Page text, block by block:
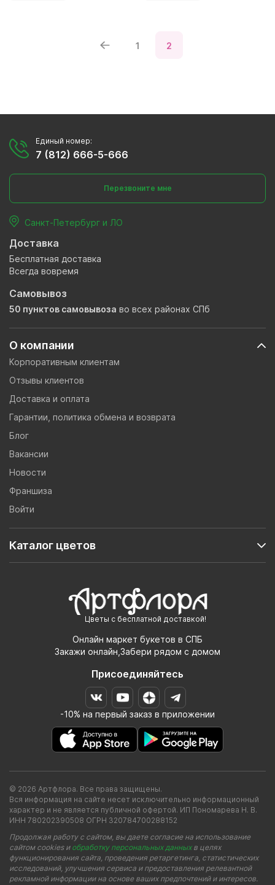
1 2
Цветы с бесплатной доставкой!
Онлайн маркет букетов в СПБ
Закажи онлайн,Забери рядом с домом
Присоединяйтесь
-10% на первый заказ в приложении
О компании
Корпоративным клиентам
Отзывы клиентов
Доставка и оплата
Гарантии, политика обмена и возврата
Блог
Вакансии
Новости
Франшиза
Войти
Каталог цветов
Единый номер:
7 (812) 666-5-666
Перезвоните мне
Санкт-Петербург и ЛО
Доставка
Бесплатная доставка
Всегда вовремя
Самовывоз
50 пунктов самовывоза во всех районах СПб
© 2026 Артфлора. Все права защищены.
Вся информация на сайте несет исключительно информационный
характер и не является публичной офертой. ИП Пономарева Н. В.
ИНН 780202390508 ОГРН 320784700288152
Продолжая работу с сайтом, вы даете согласие на использование
сайтом cookies и обработку персональных данныхв целях
функционирования сайта, проведения ретаргетинга, статистических
исследований, улучшения сервиса и предоставления релевантной
рекламной информации на основе ваших предпочтений и интересов.